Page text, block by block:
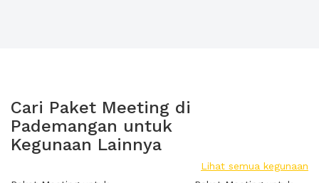
Cari Paket Meeting di
Pademangan untuk
Kegunaan Lainnya
Lihat semua kegunaan